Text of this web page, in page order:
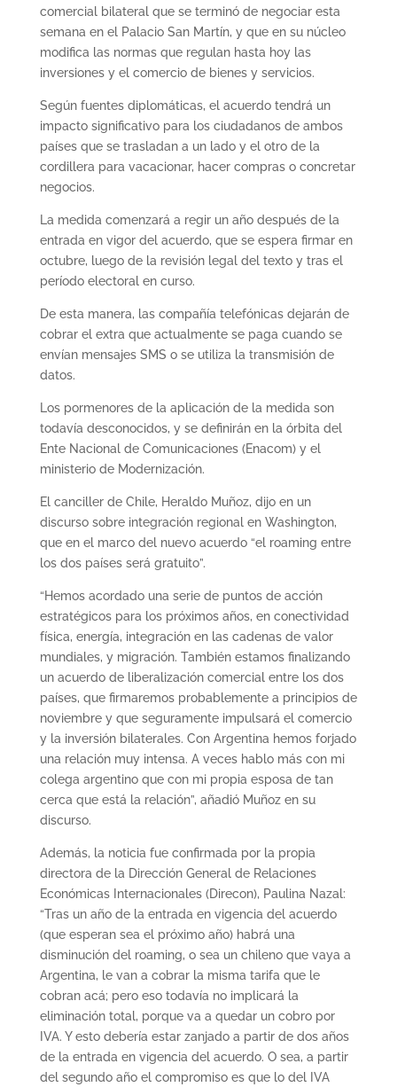
comercial bilateral que se terminó de negociar esta
semana en el Palacio San Martín, y que en su núcleo
modifica las normas que regulan hasta hoy las
inversiones y el comercio de bienes y servicios.
Según fuentes diplomáticas, el acuerdo tendrá un
impacto significativo para los ciudadanos de ambos
países que se trasladan a un lado y el otro de la
cordillera para vacacionar, hacer compras o concretar
negocios.
La medida comenzará a regir un año después de la
entrada en vigor del acuerdo, que se espera firmar en
octubre, luego de la revisión legal del texto y tras el
período electoral en curso.
De esta manera, las compañía telefónicas dejarán de
cobrar el extra que actualmente se paga cuando se
envían mensajes SMS o se utiliza la transmisión de
datos.
Los pormenores de la aplicación de la medida son
todavía desconocidos, y se definirán en la órbita del
Ente Nacional de Comunicaciones (Enacom) y el
ministerio de Modernización.
El canciller de Chile, Heraldo Muñoz, dijo en un
discurso sobre integración regional en Washington,
que en el marco del nuevo acuerdo “el roaming entre
los dos países será gratuito”.
“Hemos acordado una serie de puntos de acción
estratégicos para los próximos años, en conectividad
física, energía, integración en las cadenas de valor
mundiales, y migración. También estamos finalizando
un acuerdo de liberalización comercial entre los dos
países, que firmaremos probablemente a principios de
noviembre y que seguramente impulsará el comercio
y la inversión bilaterales. Con Argentina hemos forjado
una relación muy intensa. A veces hablo más con mi
colega argentino que con mi propia esposa de tan
cerca que está la relación”, añadió Muñoz en su
discurso.
Además, la noticia fue confirmada por la propia
directora de la Dirección General de Relaciones
Económicas Internacionales (Direcon), Paulina Nazal:
“Tras un año de la entrada en vigencia del acuerdo
(que esperan sea el próximo año) habrá una
disminución del roaming, o sea un chileno que vaya a
Argentina, le van a cobrar la misma tarifa que le
cobran acá; pero eso todavía no implicará la
eliminación total, porque va a quedar un cobro por
IVA. Y esto debería estar zanjado a partir de dos años
de la entrada en vigencia del acuerdo. O sea, a partir
del segundo año el compromiso es que lo del IVA